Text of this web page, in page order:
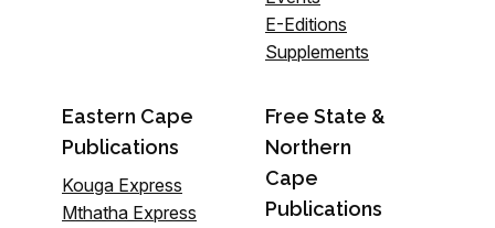
E-Editions
Supplements
Eastern Cape
Publications
Kouga Express
Mthatha Express
Free State &
Northern
Cape
Publications